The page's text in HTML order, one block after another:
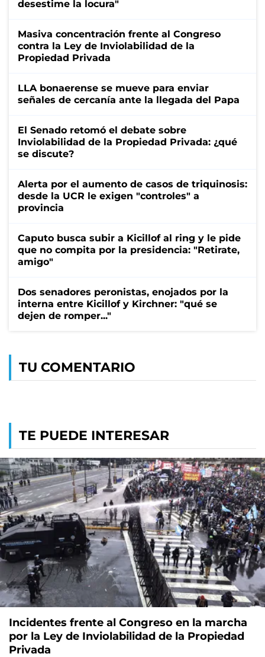
desestime la locura"
Masiva concentración frente al Congreso
contra la Ley de Inviolabilidad de la
Propiedad Privada
LLA bonaerense se mueve para enviar
señales de cercanía ante la llegada del Papa
El Senado retomó el debate sobre
Inviolabilidad de la Propiedad Privada: ¿qué
se discute?
Alerta por el aumento de casos de triquinosis:
desde la UCR le exigen "controles" a
provincia
Caputo busca subir a Kicillof al ring y le pide
que no compita por la presidencia: "Retirate,
amigo"
Dos senadores peronistas, enojados por la
interna entre Kicillof y Kirchner: "qué se
dejen de romper..."
TU COMENTARIO
TE PUEDE INTERESAR
Incidentes frente al Congreso en la marcha
por la Ley de Inviolabilidad de la Propiedad
Privada